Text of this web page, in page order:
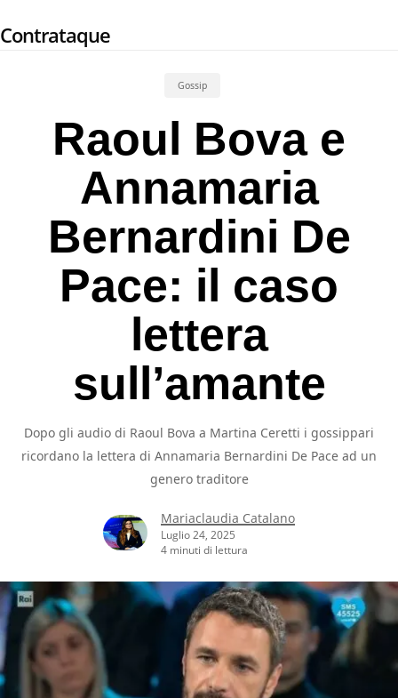
to
Contrataque
Gossip
Raoul Bova e
Annamaria
Bernardini De
Pace: il caso
lettera
sull’amante
Dopo gli audio di Raoul Bova a Martina Ceretti i gossippari
ricordano la lettera di Annamaria Bernardini De Pace ad un
genero traditore
Mariaclaudia Catalano
Luglio 24, 2025
4 minuti di lettura